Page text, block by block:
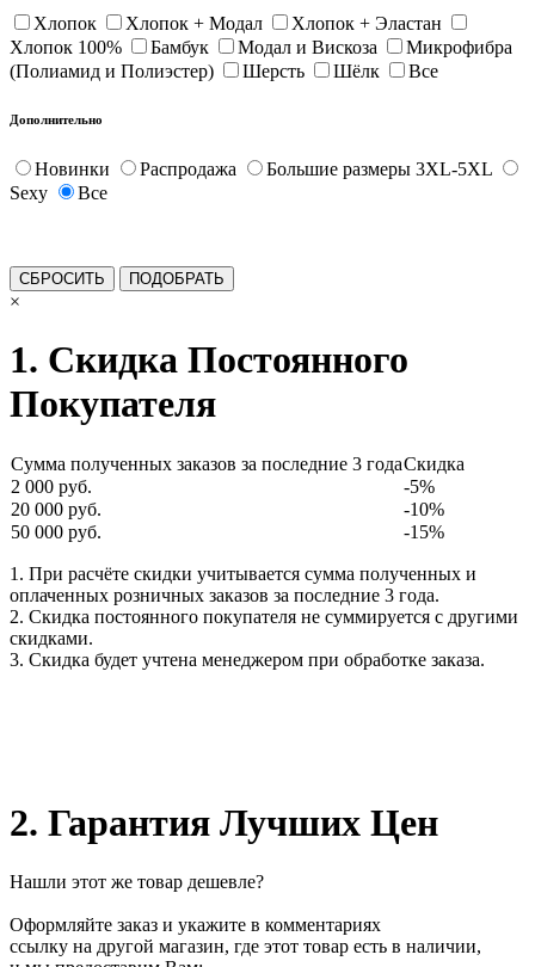
Хлопок Хлопок + Модал
Хлопок + Эластан
Хлопок 100%
Бамбук Модал и Вискоза
Микрофибра
(Полиамид и Полиэстер)
Шерсть Шёлк Все
Дополнительно
Новинки Распродажа
Большие размеры 3XL-5XL
Sexy
Все
×
1. Скидка Постоянного
Покупателя
Сумма полученных заказов за последние 3 годаСкидка
2 000 руб.
-5%
20 000 руб.
-10%
50 000 руб.
-15%
1. При расчёте скидки учитывается сумма полученных и
оплаченных розничных заказов за последние 3 года.
2. Скидка постоянного покупателя не суммируется с другими
скидками.
3. Скидка будет учтена менеджером при обработке заказа.
2. Гарантия Лучших Цен
Нашли этот же товар дешевле?
Оформляйте заказ и укажите в комментариях
ссылку на другой магазин, где этот товар есть в наличии,